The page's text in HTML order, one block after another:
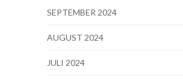
SEPTEMBER 2024
AUGUST 2024
JULI 2024